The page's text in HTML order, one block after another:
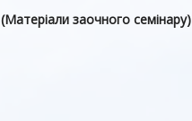
заочного семінару)